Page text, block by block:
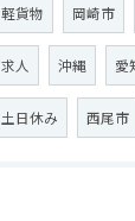
軽貨物 岡崎市
求人 沖縄 愛
土日休み 西尾市